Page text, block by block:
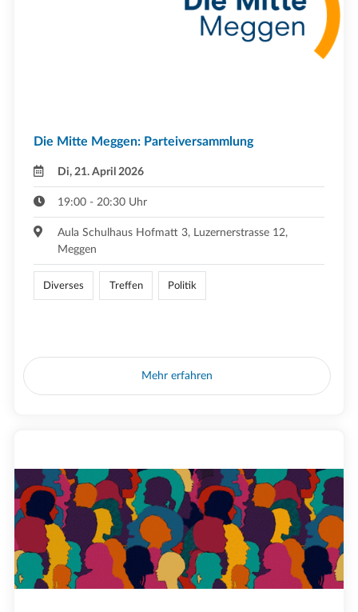
Die Mitte Meggen: Parteiversammlung
Di, 21. April 2026
19:00 - 20:30 Uhr
Aula Schulhaus Hofmatt 3, Luzernerstrasse 12,
Meggen
Diverses Treffen Politik
Mehr erfahren